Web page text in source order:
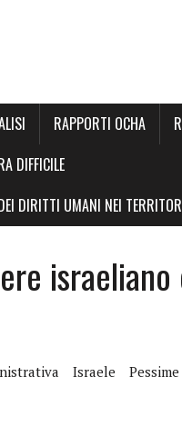
RAPPORTI OCHA
DIFFICILE
DIRITTI UMANI NEI
israeliano
Israele